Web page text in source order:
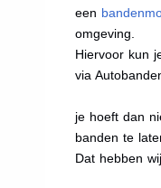
een
omgeving.
Hiervoor kun
via
je hoeft dan
banden te
Dat hebben